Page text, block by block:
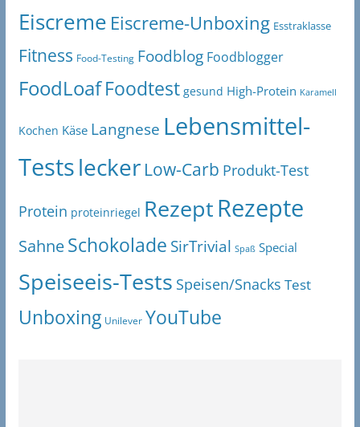
Eiscreme Eiscreme-Unboxing Esstraklasse
Fitness Food-Testing Foodblog Foodblogger
FoodLoaf Foodtest gesund High-Protein Karamell
Kochen Käse Langnese Lebensmittel-
Testslecker Low-Carb Produkt-Test
Protein proteinriegel RezeptRezepte
SahneSchokolade SirTrivial Spaß Special
Speiseeis-Tests Speisen/Snacks Test
Unboxing Unilever YouTube